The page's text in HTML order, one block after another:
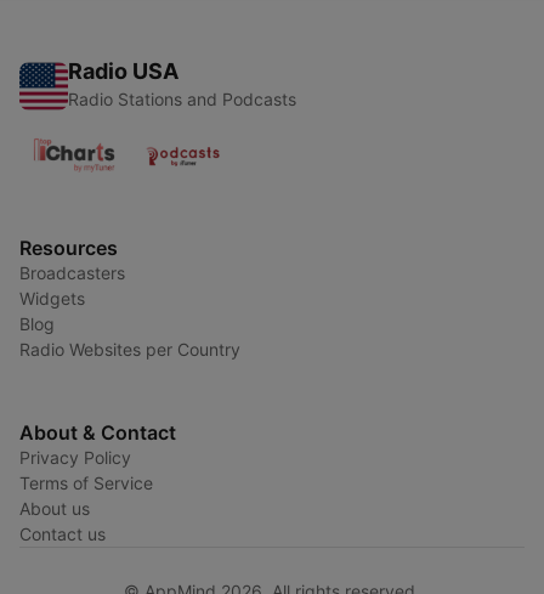
Radio USA
Radio Stations and Podcasts
Resources
Broadcasters
Widgets
Blog
Radio Websites per Country
About & Contact
Privacy Policy
Terms of Service
About us
Contact us